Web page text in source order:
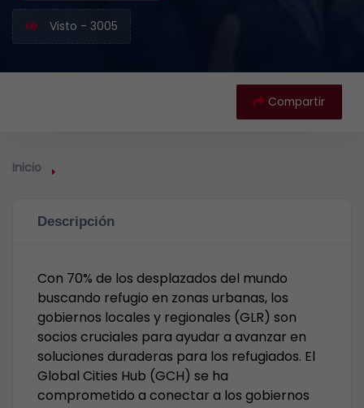
Visto - 3005
Compartir
Inicio
Descripción
Con 70% de los desplazados del mundo
buscando refugio en zonas urbanas, los
gobiernos locales y regionales (GLR) son
socios cruciales para ayudar a avanzar en
soluciones duraderas para los refugiados. El
Global Cities Hub (GCH) se ha
comprometido a conectar a los gobiernos